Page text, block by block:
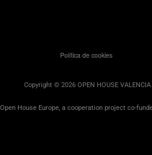
Política de cookies
Copyright © 2026 OPEN HOUSE VALENCIA
House Europe, a cooperation project co-